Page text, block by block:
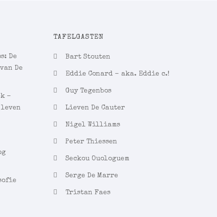
De
De
–
TAFELGASTEN
Bart Stouten
Eddie Conard – aka. Eddie c.!
Guy Tegenbos
Lieven De Cauter
Nigel Williams
Peter Thiessen
Seckou Ouologuem
Serge De Marre
Tristan Faes